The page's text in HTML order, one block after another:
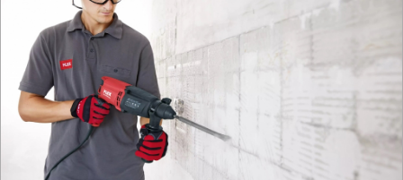
wiertarki
stołowe
wiertnice
wkrętarki
sieciowe